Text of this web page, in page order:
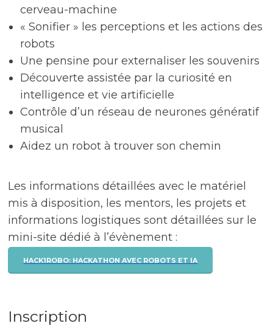
cerveau-machine
« Sonifier » les perceptions et les actions des
robots
Une pensine pour externaliser les souvenirs
Découverte assistée par la curiosité en
intelligence et vie artificielle
Contrôle d’un réseau de neurones génératif
musical
Aidez un robot à trouver son chemin
Les informations détaillées avec le matériel
mis à disposition, les mentors, les projets et
informations logistiques sont détaillées sur le
mini-site dédié à l’évènement :
HACK1ROBO: HACKATHON AVEC ROBOTS ET IA
Inscription